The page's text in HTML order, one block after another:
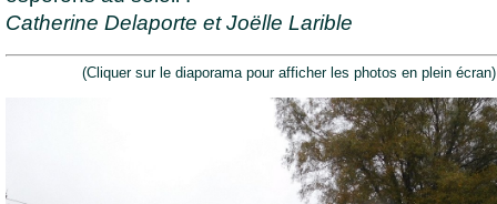
Catherine Delaporte et Joëlle Larible
(Cliquer sur le diaporama pour afficher les photos en plein écran)